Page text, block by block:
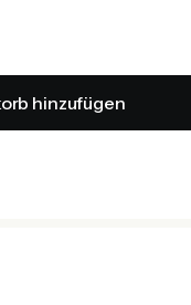
hinzufügen